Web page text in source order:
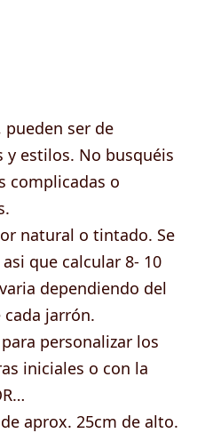
pueden ser de
estilos. No busquéis
complicadas o
natural o tintado. Se
que calcular 8- 10
dependiendo del
jarrón.
para personalizar los
iniciales o con la
aprox. 25cm de alto.